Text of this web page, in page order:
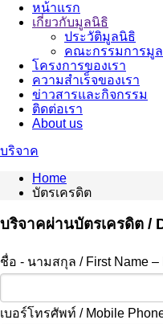
หน้าแรก
เกี่ยวกับมูลนิธิ
ประวัติมูลนิธิ
คณะกรรมการมู
โครงการของเรา
ความสำเร็จของเรา
ข่าวสารและกิจกรรม
ติดต่อเรา
About us
บริจาค
Home
บัตรเครดิต
บริจาคผ่านบัตรเครดิต /
ชื่อ - นามสกุล / First Name –
เบอร์โทรศัพท์ / Mobile